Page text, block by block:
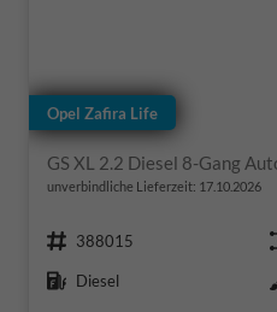
Opel Zafira Life
GS XL 2.2 Diesel 8-Gang
unverbindliche Lieferzeit: 17.10.2026
Fahrzeugnr. 388015
Kraftstoff Diesel